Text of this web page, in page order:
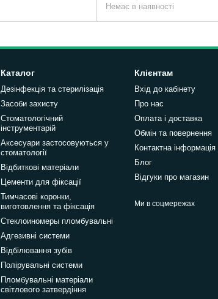
Немає в наявності
Каталог
Дезінфекція та стерилізація
Засоби захисту
Стоматологічний
інструментарій
Аксесуари застосовуються у
стоматології
Відбиткові матеріали
Цементи для фіксації
Тимчасові коронки,
виготовлення та фіксація
Стеклоиномеры пломбувальні
Адгезивні системи
Відбілювання зубів
Полірувальні системи
Пломбувальні матеріали
світлового затвердіння
Клієнтам
Вхід до кабінету
Про нас
Оплата і доставка
Обмін та повернення
Контактна інформація
Блог
Відгуки про магазин
Ми в соцмережах